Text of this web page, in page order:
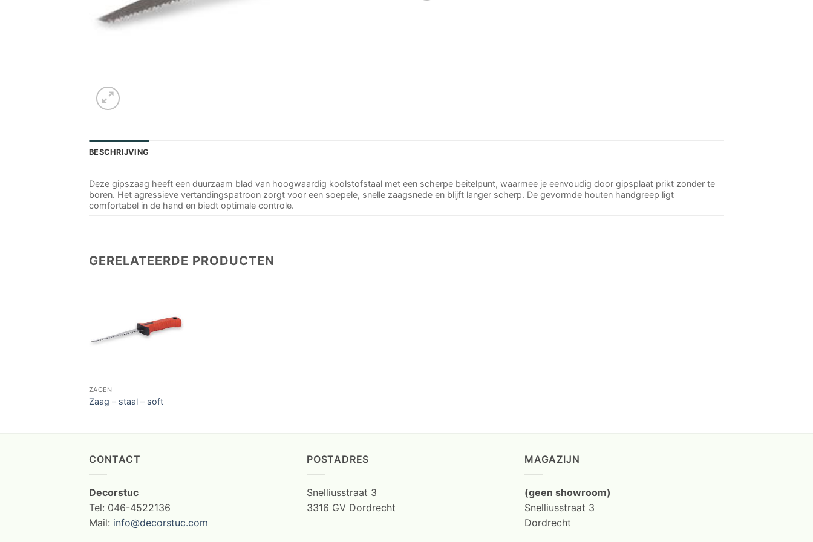
BESCHRIJVING
Deze gipszaag heeft een duurzaam blad van hoogwaardig koolstofstaal met een scherpe beitelpunt, waarmee je eenvoudig door gipsplaat prikt zonder te
boren. Het agressieve vertandingspatroon zorgt voor een soepele, snelle zaagsnede en blijft langer scherp. De gevormde houten handgreep ligt
comfortabel in de hand en biedt optimale controle.
GERELATEERDE PRODUCTEN
ZAGEN
Zaag – staal – soft
CONTACT
Decorstuc
Tel: 046-4522136
Mail: info@decorstuc.com
POSTADRES
Snelliusstraat 3
3316 GV Dordrecht
MAGAZIJN
(geen showroom)
Snelliusstraat 3
Dordrecht